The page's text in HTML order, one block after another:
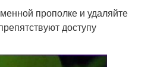
прополке и удаляйте
доступу